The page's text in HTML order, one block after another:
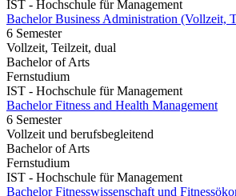
IST - Hochschule für Management
Bachelor Business Administration (Vollzeit,
6 Semester
Vollzeit, Teilzeit, dual
Bachelor of Arts
Fernstudium
IST - Hochschule für Management
Bachelor Fitness and Health Management
6 Semester
Vollzeit und berufsbegleitend
Bachelor of Arts
Fernstudium
IST - Hochschule für Management
Bachelor Fitnesswissenschaft und